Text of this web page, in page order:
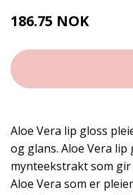
186.75 NOK
Aloe Vera lip gloss
og glans. Aloe Vera
mynteekstrakt som
Aloe Vera som er